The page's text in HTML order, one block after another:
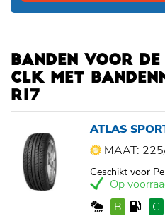
BANDEN VOOR DE
CLK MET
R17
ATLAS
MAAT:
Geschikt voor
Op
B
C